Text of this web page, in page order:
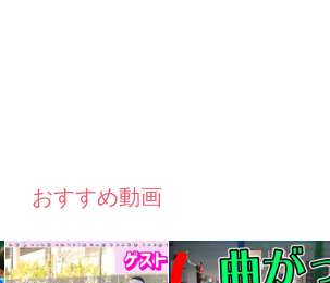
おすすめ動画